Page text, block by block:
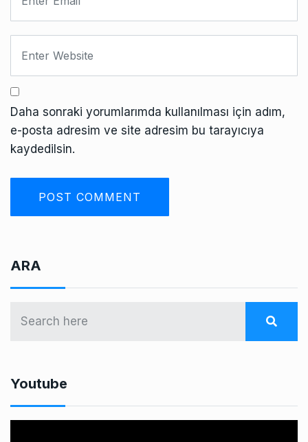
Daha sonraki yorumlarımda kullanılması için adım,
e-posta adresim ve site adresim bu tarayıcıya
kaydedilsin.
ARA
Youtube